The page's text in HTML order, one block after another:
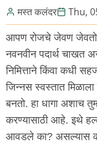
मस्त कलंदर Thu,
आपण रोजचे जेवण
नवनवीन पदार्थ चाखत
निमित्ताने किंवा कधी
जिन्नस स्वस्तात मिळाला
बनतो. हा धागा अशाच
करण्यासाठी आहे. इथे
आवडले का? असल्यास